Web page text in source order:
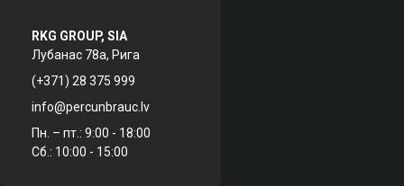
RKG GROUP, SIA
Лубанас 78а, Рига
(+371) 28 375 999
info@percunbrauc.lv
Пн. – пт.: 9:00 - 18:00
Сб.: 10:00 - 15:00